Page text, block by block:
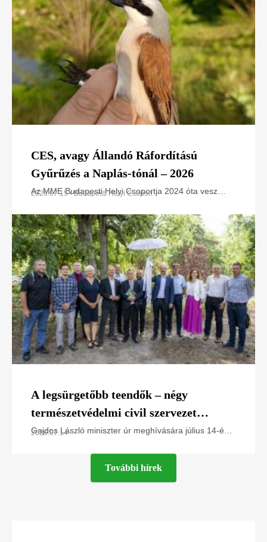
CES, avagy Állandó Ráfordítású
Gyűrűzés a Naplás-tónál – 2026
Az MME Budapesti Helyi Csoportja 2024 óta vesz
Constant Effort Sites) programban a Naplás-tó
területén
2026.07.15 • Budapesti Helyi Csoport
A legsürgetőbb teendők – négy
természetvédelmi civil szervezet
javaslatai Gajdos László miniszter úr
Gajdos László miniszter úr meghívására július 14-én
és a Greenpeace Magyarország, a Magyar
2026.07.14
További hírek